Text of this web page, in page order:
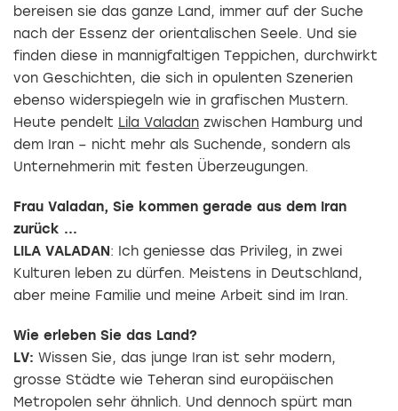
bereisen sie das ganze Land, immer auf der Suche
nach der Essenz der orientalischen Seele. Und sie
finden diese in mannigfaltigen Teppichen, durchwirkt
von Geschichten, die sich in opulenten Szenerien
ebenso widerspiegeln wie in grafischen Mustern.
Heute pendelt Lila Valadan zwischen Hamburg und
dem Iran – nicht mehr als Suchende, sondern als
Unternehmerin mit festen Überzeugungen.
Frau Valadan, Sie kommen gerade aus dem Iran
zurück ...
LILA VALADAN: Ich geniesse das Privileg, in zwei
Kulturen leben zu dürfen. Meistens in Deutschland,
aber meine Familie und meine Arbeit sind im Iran.
Wie erleben Sie das Land?
LV: Wissen Sie, das junge Iran ist sehr modern,
grosse Städte wie Teheran sind europäischen
Metropolen sehr ähnlich. Und dennoch spürt man